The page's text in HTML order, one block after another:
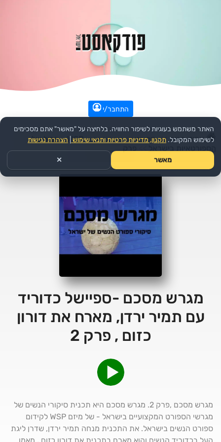
התחבר/י
עמוד הבית >> ספורט >>הפודקאסט:
WSP - הקול של
מגרש מסכם -ספיישל כדוריד
עם תמיר ירדן, מארח את דורון
כזום , פרק 2
מגרש מסכם ,פרק 2. מגרש מסכם היא תכנית סיקורי הנשים של
מגרשי הספורט המקצועיים בישראל - של מיזם WSP לקידום
ספורט הנשים בישראל. את התכנית מנחה תמיר ירדן, שדרן ליגת
האתר משתמש בעוגיות לשיפור החוויה. בלחיצה על "מאשר" אתם מסכימים
לשימוש המקובל. תקנון, מדיניות פרטיות ותנאי שימוש הצהרת נגישות
מאשר ✕